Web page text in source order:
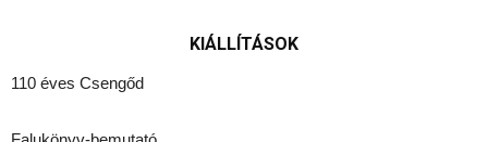
KIÁLLÍTÁSOK
110 éves Csengőd